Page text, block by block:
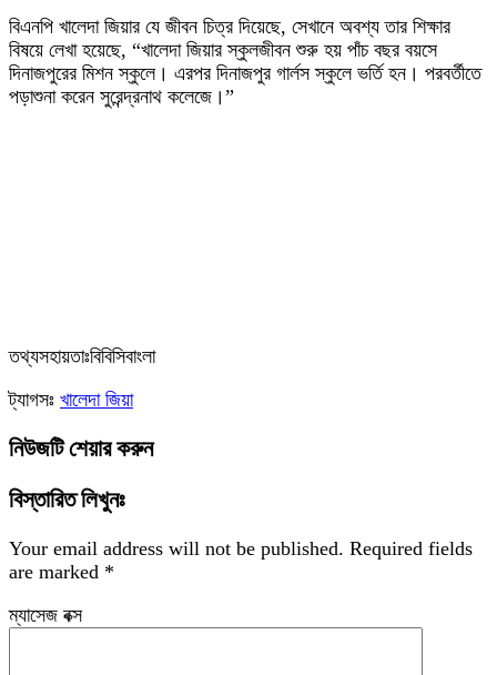
‎বিএনপি খালেদা জিয়ার যে জীবন চিত্র দিয়েছে, সেখানে অবশ্য তার শিক্ষার
বিষয়ে লেখা হয়েছে, “খালেদা জিয়ার স্কুলজীবন শুরু হয় পাঁচ বছর বয়সে
দিনাজপুরের মিশন স্কুলে। এরপর দিনাজপুর গার্লস স্কুলে ভর্তি হন। পরবর্তীতে
পড়াশুনা করেন সুরেন্দ্রনাথ কলেজে।”
তথ্যসহায়তাঃবিবিসিবাংলা
ট্যাগসঃ খালেদা জিয়া
নিউজটি শেয়ার করুন
বিস্তারিত লিখুনঃ
Your email address will not be published. Required fields
are marked *
ম্যাসেজ বক্স